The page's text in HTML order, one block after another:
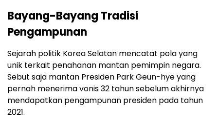
Bayang-Bayang Tradisi
Pengampunan
Sejarah politik Korea Selatan mencatat pola yang
unik terkait penahanan mantan pemimpin negara.
Sebut saja mantan Presiden Park Geun-hye yang
pernah menerima vonis 32 tahun sebelum akhirnya
mendapatkan pengampunan presiden pada tahun
2021.